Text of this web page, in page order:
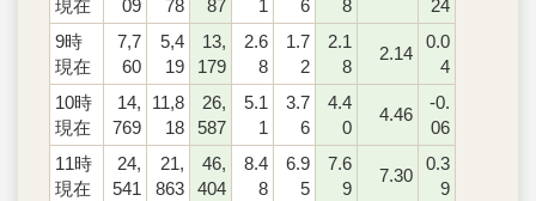
現在
09
78
87
1
6
8
24
9時
現在
7,7
60
5,4
19
13,
179
2.6
8
1.7
2
2.1
8
2.14
0.0
4
10時
現在
14,
769
11,8
18
26,
587
5.1
1
3.7
6
4.4
0
4.46
-0.
06
11時
現在
24,
541
21,
863
46,
404
8.4
8
6.9
5
7.6
9
7.30
0.3
9